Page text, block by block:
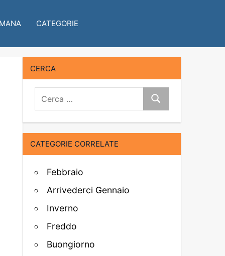
CATEGORIE
CERCA
Cerca:
Cerca
CATEGORIE CORRELATE
Febbraio
Arrivederci Gennaio
Inverno
Freddo
Buongiorno